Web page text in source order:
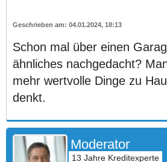
04.01.2024, 18:13
Schon mal über einen
ähnliches nachgedacht?
mehr wertvolle Dinge zu
denkt.
Moderator